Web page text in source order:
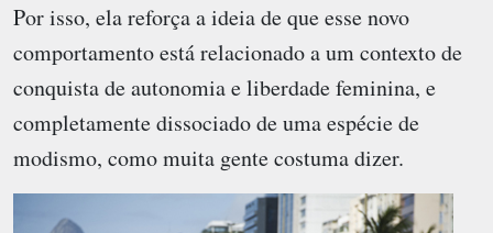
Por isso, ela reforça a ideia de que esse novo
comportamento está relacionado a um contexto de
conquista de autonomia e liberdade feminina, e
completamente dissociado de uma espécie de
modismo, como muita gente costuma dizer.